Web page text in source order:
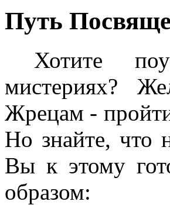
Путь
Хотите
мистериях?
Жрецам -
Но знайте, что
Вы к этому
образом: